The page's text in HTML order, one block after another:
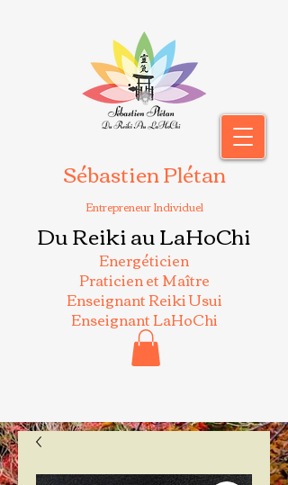
Sébastien Plétan
Entrepreneur Individuel
Du Reiki au LaHoChi
Energéticien
Praticien et Maître
Enseignant Reiki Usui
Enseignant LaHoChi